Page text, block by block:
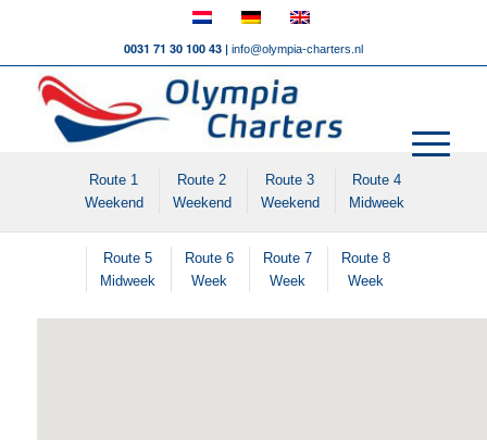
0031 71 30 100 43 | info@olympia-charters.nl
Route 1
Weekend
Route 2
Weekend
Route 3
Weekend
Route 4
Midweek
Route 5
Midweek
Route 6
Week
Route 7
Week
Route 8
Week